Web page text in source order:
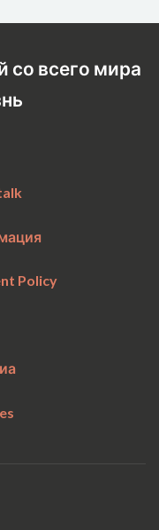
со всего мира
Policy